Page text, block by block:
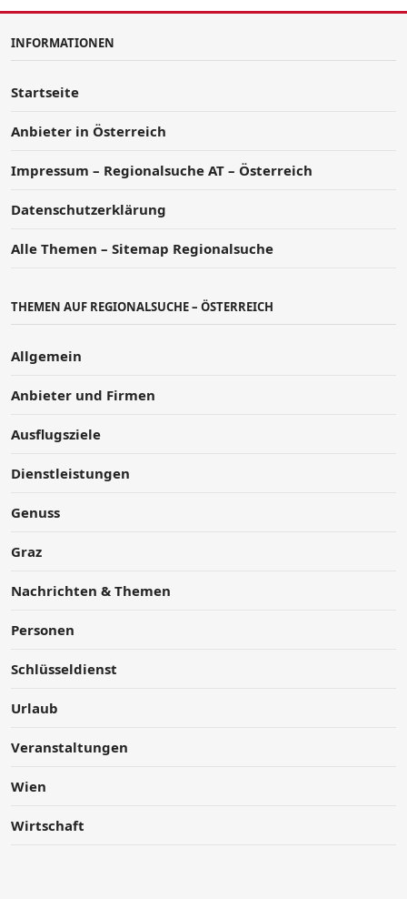
INFORMATIONEN
Startseite
Anbieter in Österreich
Impressum – Regionalsuche AT – Österreich
Datenschutzerklärung
Alle Themen – Sitemap Regionalsuche
THEMEN AUF REGIONALSUCHE – ÖSTERREICH
Allgemein
Anbieter und Firmen
Ausflugsziele
Dienstleistungen
Genuss
Graz
Nachrichten & Themen
Personen
Schlüsseldienst
Urlaub
Veranstaltungen
Wien
Wirtschaft